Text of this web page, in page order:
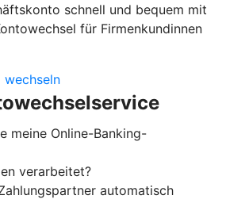
schnell und bequem mit
für Firmenkundinnen
meine Online-Banking-
verarbeitet?
automatisch